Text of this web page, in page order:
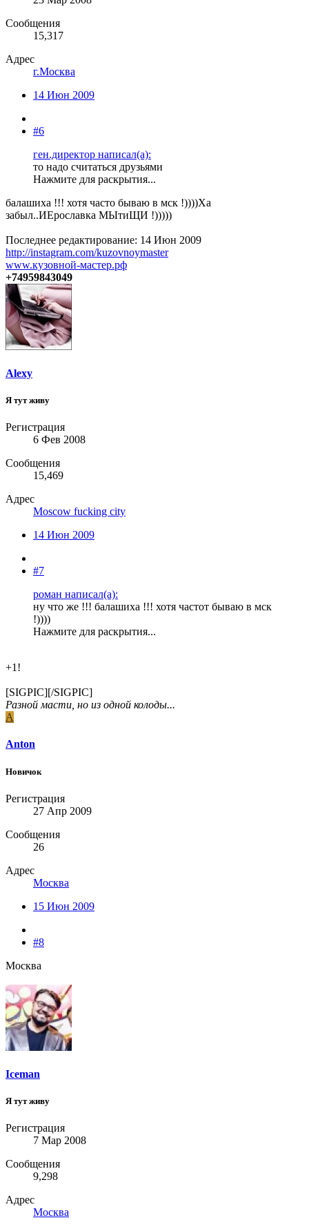
Сообщения
15,317
Адрес
г.Москва
14 Июн 2009
#6
ген.директор написал(а):
то надо считаться друзьями
Нажмите для раскрытия...
балашиха !!! хотя часто бываю в мск !))))Ха
забыл..ИЕрославка МЫтиЩИ !)))))
Последнее редактирование: 14 Июн 2009
http://instagram.com/kuzovnoymaster
www.кузовной-мастер.рф
+74959843049
Alexy
Я тут живу
Регистрация
6 Фев 2008
Сообщения
15,469
Адрес
Moscow fucking city
14 Июн 2009
#7
роман написал(а):
ну что же !!! балашиха !!! хотя частот бываю в мск
!))))
Нажмите для раскрытия...
+1!
[SIGPIC][/SIGPIC]
Разной масти, но из одной колоды...
A
Anton
Новичок
Регистрация
27 Апр 2009
Сообщения
26
Адрес
Москва
15 Июн 2009
#8
Москва
Iceman
Я тут живу
Регистрация
7 Мар 2008
Сообщения
9,298
Адрес
Москва